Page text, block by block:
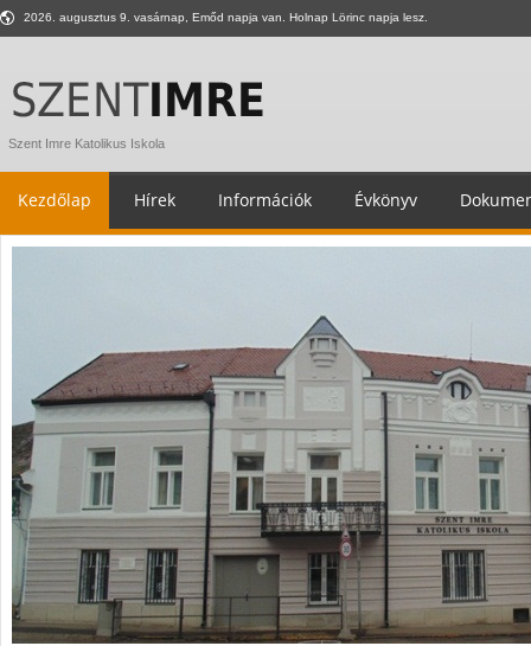
2026. augusztus 9. vasárnap, Emőd napja van. Holnap Lörinc napja lesz.
Szent Imre Katolikus Iskola
Kezdőlap Hírek Információk Évkönyv